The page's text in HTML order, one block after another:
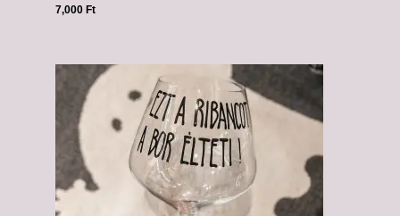
7,000 Ft